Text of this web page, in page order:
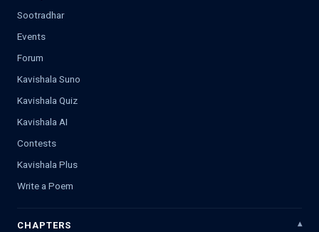
Sootradhar
Events
Forum
Kavishala Suno
Kavishala Quiz
Kavishala AI
Contests
Kavishala Plus
Write a Poem
CHAPTERS